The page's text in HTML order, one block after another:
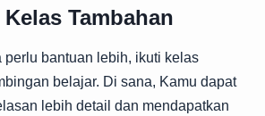
Tambahan
perlu bantuan lebih, ikuti kelas
belajar. Di sana, Kamu dapat
lebih detail dan mendapatkan